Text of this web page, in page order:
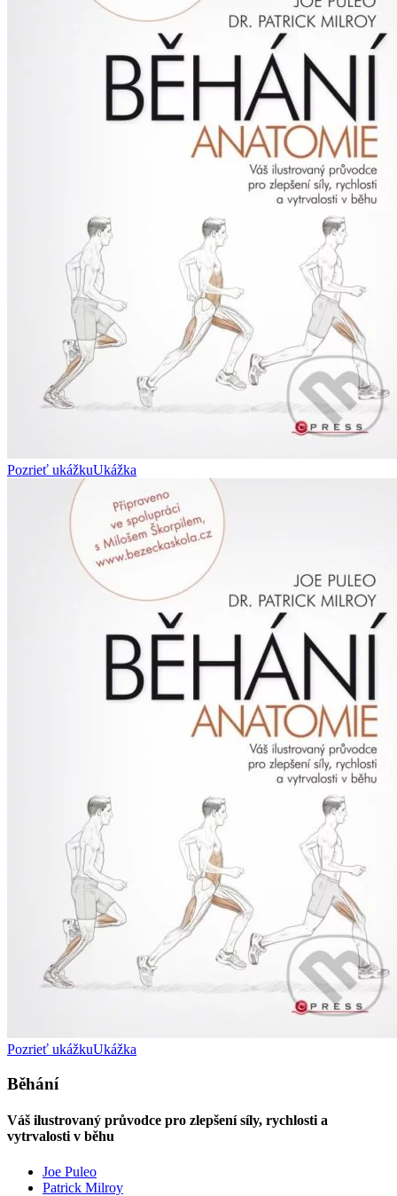
Pozrieť ukážkuUkážka
Pozrieť ukážkuUkážka
Běhání
Váš ilustrovaný průvodce pro zlepšení síly, rychlosti a
vytrvalosti v běhu
Joe Puleo
Patrick Milroy